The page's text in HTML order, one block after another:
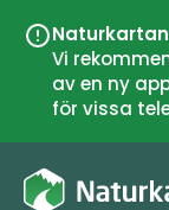
Vi
av en ny
för vissa